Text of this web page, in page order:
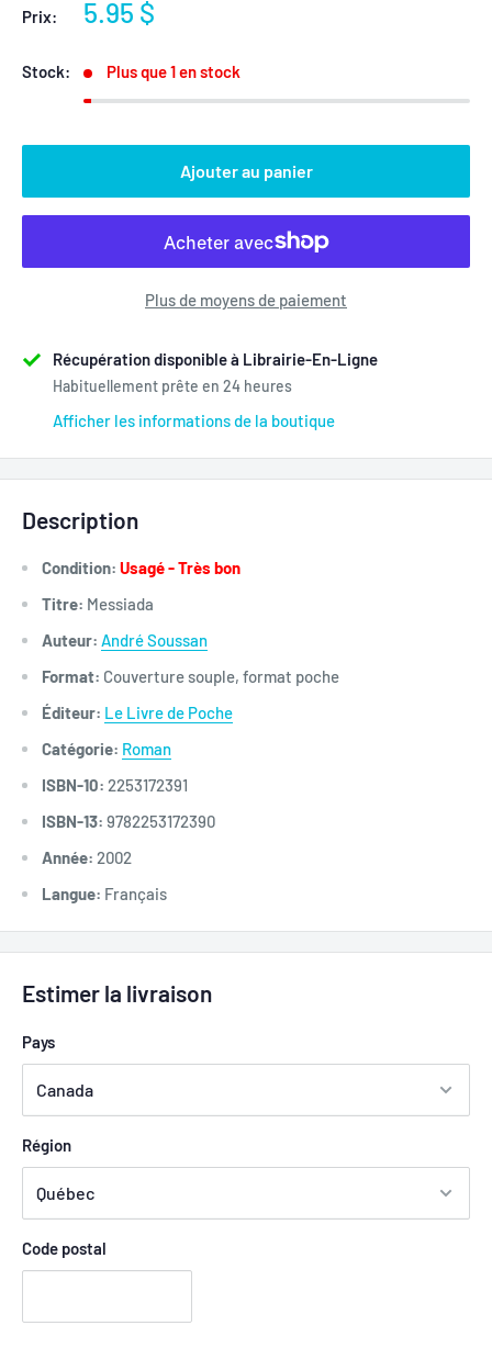
Prix:
Prix
5.95 $
Stock: Plus que 1 en stock
Ajouter au panier
Plus de moyens de paiement
Récupération disponible à Librairie-En-Ligne
Habituellement prête en 24 heures
Afficher les informations de la boutique
Description
Condition: Usagé - Très bon
Titre: Messiada
Auteur: André Soussan
Format: Couverture souple, format poche
Éditeur: Le Livre de Poche
Catégorie: Roman
ISBN-10: 2253172391
ISBN-13: 9782253172390
Année: 2002
Langue: Français
Estimer la livraison
Pays
Région
Code postal